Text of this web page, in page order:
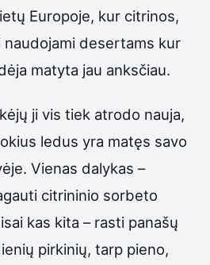
Europoje, kur citrinos,
naudojami desertams kur
matyta jau anksčiau.
ji vis tiek atrodo nauja,
ledus yra matęs savo
Vienas dalykas –
citrininio sorbeto
kas kita – rasti panašų
pirkinių, tarp pieno,